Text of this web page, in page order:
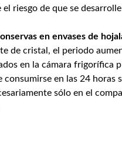
el riesgo de que se
en envases de
de cristal, el periodo
en la cámara frigorífica
consumirse en las 24 horas
sólo en el